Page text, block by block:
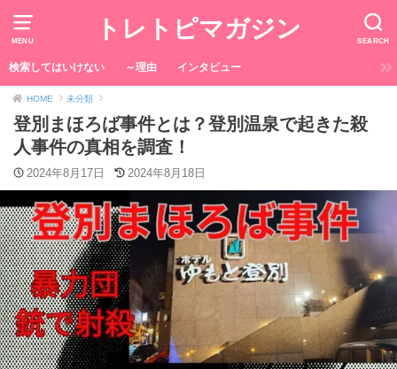
MENU SEARCH
トレトピマガジン
検索してはいけない ～理由 インタビュー
HOME 未分類
登別まほろば事件とは？登別温泉で起きた殺
人事件の真相を調査！
2024年8月17日 2024年8月18日